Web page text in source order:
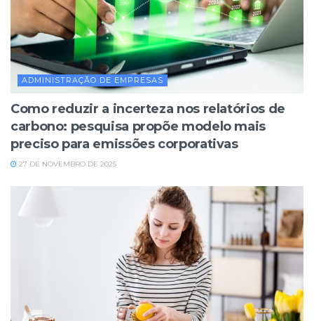
ADMINISTRAÇÃO DE EMPRESAS
Como reduzir a incerteza nos relatórios de
carbono: pesquisa propõe modelo mais
preciso para emissões corporativas
27 DE NOVEMBRO DE 2025